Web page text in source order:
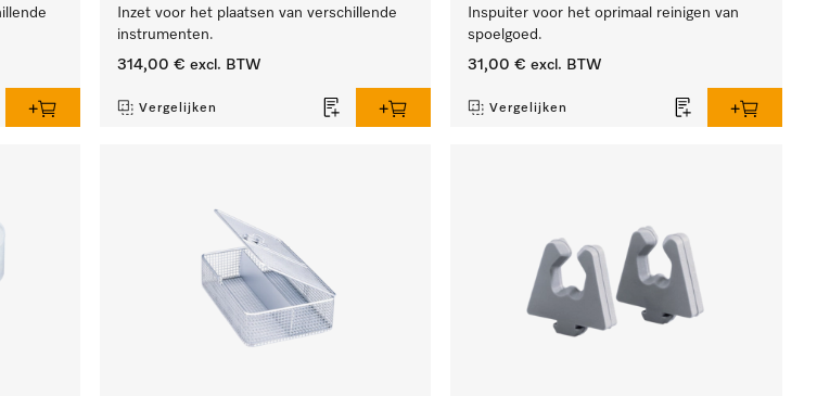
Inzet voor het plaatsen van verschillende
instrumenten.
314,00 € excl. BTW
Vergelijken
Inspuiter voor het oprimaal reinigen van
spoelgoed.
31,00 € excl. BTW
Vergelijken